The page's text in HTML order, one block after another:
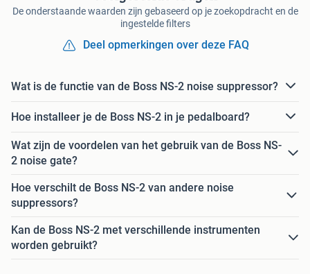
De onderstaande waarden zijn gebaseerd op je zoekopdracht en de
ingestelde filters
Deel opmerkingen over deze FAQ
Wat is de functie van de Boss NS-2 noise suppressor?
Hoe installeer je de Boss NS-2 in je pedalboard?
Wat zijn de voordelen van het gebruik van de Boss NS-
2 noise gate?
Hoe verschilt de Boss NS-2 van andere noise
suppressors?
Kan de Boss NS-2 met verschillende instrumenten
worden gebruikt?